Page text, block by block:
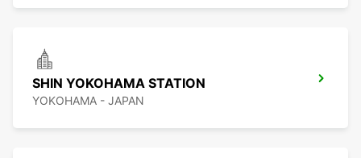
SHIN YOKOHAMA STATION
YOKOHAMA - JAPAN